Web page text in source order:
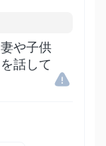
や子供
話して